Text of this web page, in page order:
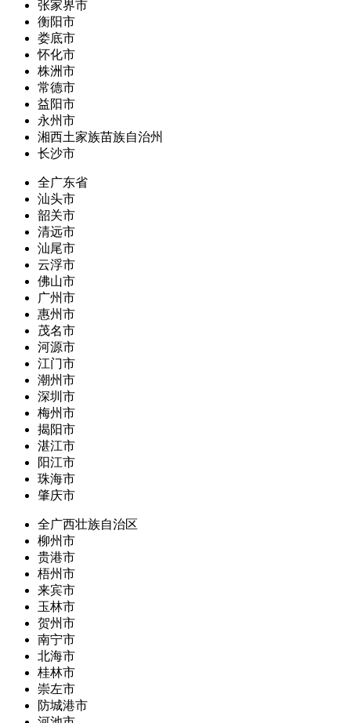
张家界市
衡阳市
娄底市
怀化市
株洲市
常德市
益阳市
永州市
湘西土家族苗族自治州
长沙市
全广东省
汕头市
韶关市
清远市
汕尾市
云浮市
佛山市
广州市
惠州市
茂名市
河源市
江门市
潮州市
深圳市
梅州市
揭阳市
湛江市
阳江市
珠海市
肇庆市
全广西壮族自治区
柳州市
贵港市
梧州市
来宾市
玉林市
贺州市
南宁市
北海市
桂林市
崇左市
防城港市